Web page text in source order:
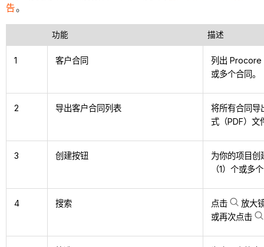
告。
功能 描述
1 客户合同
列出 Procore
或多个合同。
2 导出客户合同列表
将所有合同
式（PDF）文
3 创建按钮
为你的项目
（1）个或多
4 搜索 点击
放大
或再次点击